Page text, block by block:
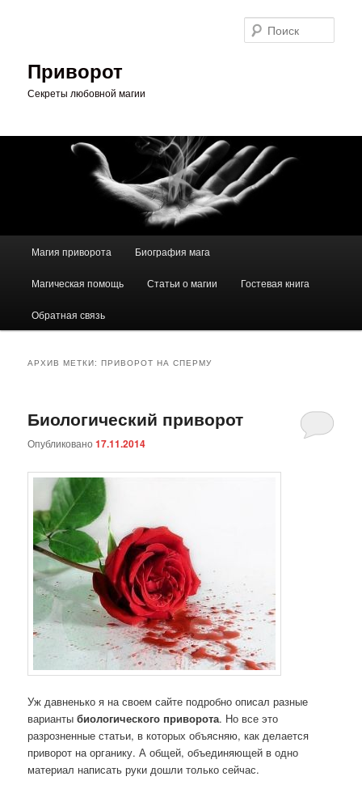
Приворот
Секреты любовной магии
Магия приворота Биография мага
Магическая помощь Статьи о магии Гостевая книга
Обратная связь
АРХИВ МЕТКИ:ПРИВОРОТ НА СПЕРМУ
Биологический приворот
Опубликовано17.11.2014
Уж давненько я на своем сайте подробно описал разные
вариантыбиологического приворота. Но все это
разрозненные статьи, в которых объясняю, как делается
приворот на органику. А общей, объединяющей в одно
материал написать руки дошли только сейчас.